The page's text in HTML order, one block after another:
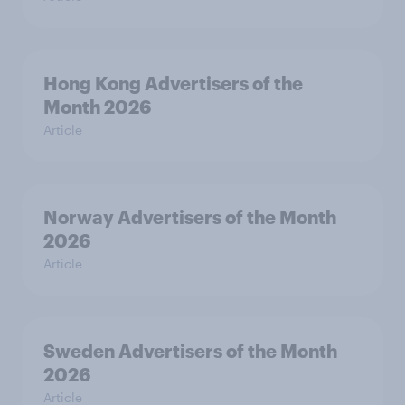
Hong Kong Advertisers of the
Month 2026
Article
Norway Advertisers of the Month
2026
Article
Sweden Advertisers of the Month
2026
Article